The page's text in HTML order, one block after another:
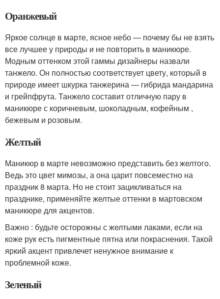
Оранжевый
Яркое солнце в марте, ясное небо — почему бы не взять
все лучшее у природы и не повторить в маникюре.
Модным оттенком этой гаммы дизайнеры назвали
танжело. Он полностью соответствует цвету, который в
природе имеет шкурка танжерина — гибрида мандарина
и грейпфрута. Танжело составит отличную пару в
маникюре с коричневым, шоколадным, кофейным ,
бежевым и розовым.
Желтый
Маникюр в марте невозможно представить без желтого.
Ведь это цвет мимозы, а она царит повсеместно на
праздник 8 марта. Но не стоит зацикливаться на
празднике, применяйте желтые оттенки в мартовском
маникюре для акцентов.
Важно : будьте осторожны с желтыми лаками, если на
коже рук есть пигментные пятна или покраснения. Такой
яркий акцент привлечет ненужное внимание к
проблемной коже.
Зеленый